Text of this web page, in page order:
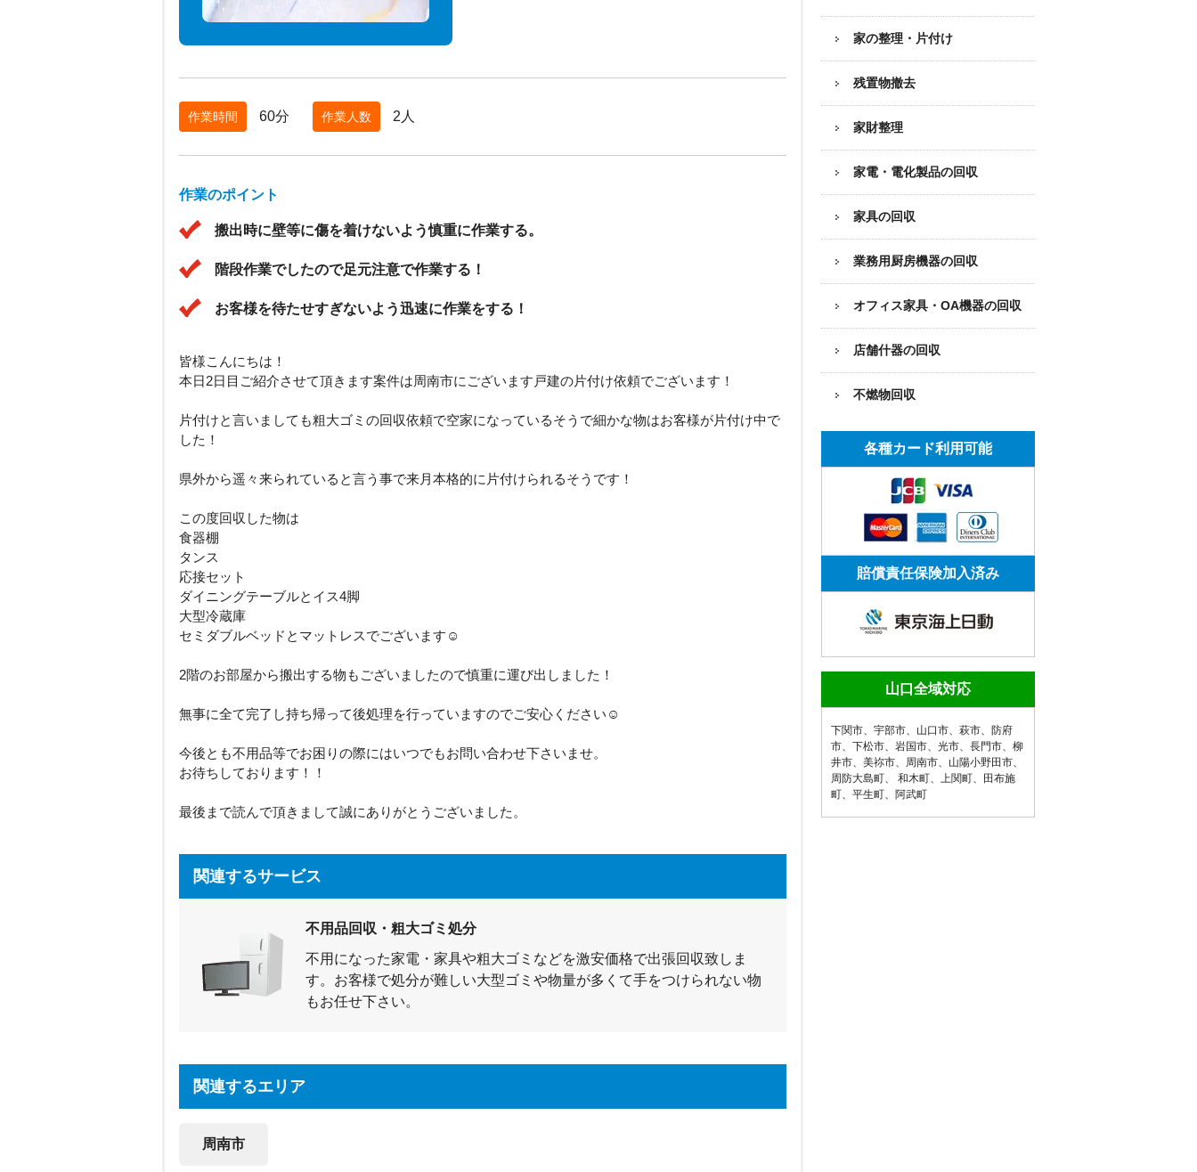
作業時間 60分 作業人数 2人
作業のポイント
搬出時に壁等に傷を着けないよう慎重に作業する。
階段作業でしたので足元注意で作業する！
お客様を待たせすぎないよう迅速に作業をする！
皆様こんにちは！
本日2日目ご紹介させて頂きます案件は周南市にございます戸建の片付け依頼でございます！
片付けと言いましても粗大ゴミの回収依頼で空家になっているそうで細かな物はお客様が片付け中で
した！
県外から遥々来られていると言う事で来月本格的に片付けられるそうです！
この度回収した物は
食器棚
タンス
応接セット
ダイニングテーブルとイス4脚
大型冷蔵庫
セミダブルベッドとマットレスでございます☺
2階のお部屋から搬出する物もございましたので慎重に運び出しました！
無事に全て完了し持ち帰って後処理を行っていますのでご安心ください☺
今後とも不用品等でお困りの際にはいつでもお問い合わせ下さいませ。
お待ちしております！！
最後まで読んで頂きまして誠にありがとうございました。
関連するサービス
不用品回収・粗大ゴミ処分
不用になった家電・家具や粗大ゴミなどを激安価格で出張回収致しま
す。お客様で処分が難しい大型ゴミや物量が多くて手をつけられない物
もお任せ下さい。
関連するエリア
周南市
家の整理・片付け
残置物撤去
家財整理
家電・電化製品の回収
家具の回収
業務用厨房機器の回収
オフィス家具 ・OA機器の回収
店舗什器の回収
不燃物回収
各種カード利用可能
賠償責任保険加入済み
山口全域対応
下関市、 宇部市、 山口市、 萩市、 防府
市、 下松市、 岩国市、 光市、 長門市、 柳
井市、 美祢市、 周南市、 山陽小野田市、
周防大島町、 和木町、 上関町、
田布施
町、 平生町、 阿武町